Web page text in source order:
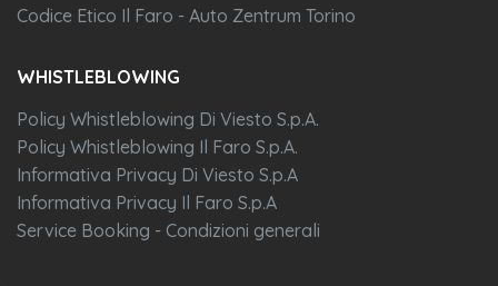
Codice Etico Il Faro - Auto Zentrum Torino
WHISTLEBLOWING
Policy Whistleblowing Di Viesto S.p.A.
Policy Whistleblowing Il Faro S.p.A.
Informativa Privacy Di Viesto S.p.A
Informativa Privacy Il Faro S.p.A
Service Booking - Condizioni generali